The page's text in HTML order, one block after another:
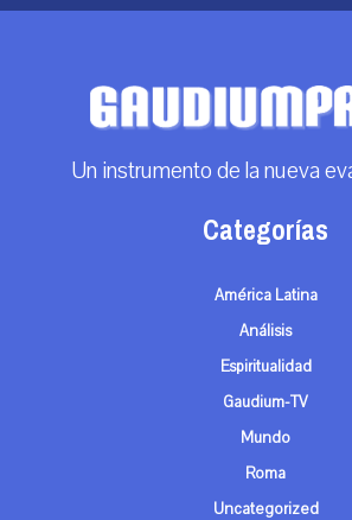
Un instrumento de la nueva
Categorías
América Latina
Análisis
Espiritualidad
Gaudium-TV
Mundo
Roma
Uncategorized